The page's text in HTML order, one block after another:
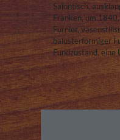
Salontisch,
Franken, um
Furnier,
balusterförmiger
Fundzustand, eine